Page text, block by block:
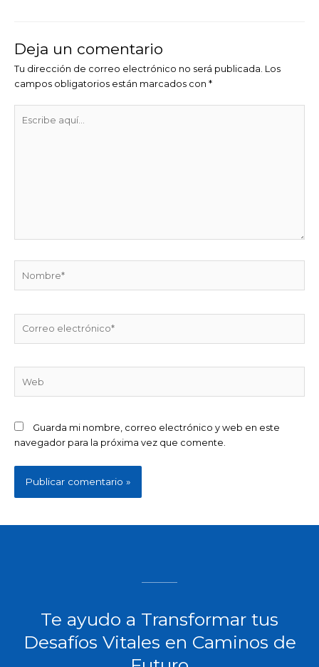
Deja un comentario
Tu dirección de correo electrónico no será publicada. Los
campos obligatorios están marcados con *
aquí...
electrónico*
Guarda mi nombre, correo electrónico y web en este
navegador para la próxima vez que comente.
Te ayudo a Transformar tus
Desafíos Vitales en Caminos de